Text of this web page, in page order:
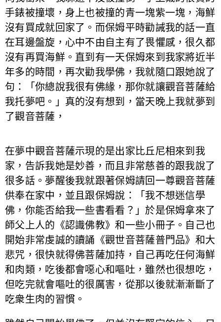
手錶被撞壞，身上也被撞的青一塊紫一塊，海鮮
沒有買成就回家了。而保姆平時勸誡我的話一直
在耳邊盤旋，心中不由自主有了畏懼感，很久都
沒有再買海鮮。直到有一天保姆來到我家將近半
年多的時間，再次勸我學佛，我就隨口跟她說了
句：「你總說我很有佛緣，那你就讓觀音菩薩給
我托夢吧。」真的沒有想到，當天晚上我就夢到
了觀音菩薩，
在夢中觀音菩薩示現的是出家比丘尼相來到我
家，告訴我她是妙善，而且非常慈善的跟我說了
很多話。夢醒後我就跟著保姆請回一尊觀音菩薩
供奉在家中，並且跟保姆說：「我不想迷信學
佛，你能否給我一些書看看？」於是保姆拿來了
師父上人的《認識佛教》和一些小冊子。自己也
開始非常虔誠的讀誦《觀世音菩薩普門品》和大
悲咒，很快就得佛菩薩加持，自己再吃任何海鮮
和肉類，吃後都會噁心和嘔吐，雖然也很想吃，
但吃完就會嘔吐的很厲害，從那以後就漸漸斷了
吃衆生肉的習慣。